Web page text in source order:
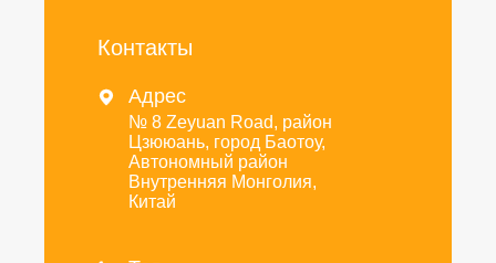
Контакты
 Адрес
№ 8 Zeyuan Road, район
Цзююань, город Баотоу,
Автономный район
Внутренняя Монголия,
Китай